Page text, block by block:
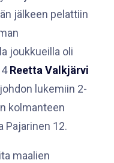
jälkeen pelattiin
joukkueilla oli
Reetta Valkjärvi
lukemiin 2-
kolmanteen
Pajarinen 12.
maalien